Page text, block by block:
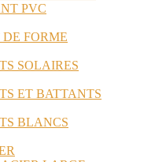
PVC
FORME
SOLAIRES
ET BATTANTS
BLANCS